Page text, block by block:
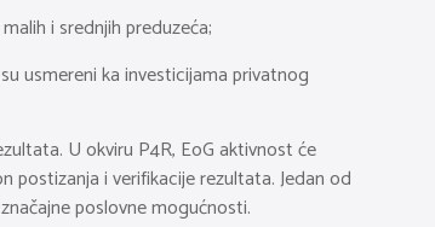
i srednjih preduzeća;
usmereni ka investicijama privatnog
U okviru P4R, EoG aktivnost će
postizanja i verifikacije rezultata. Jedan od
poslovne mogućnosti.